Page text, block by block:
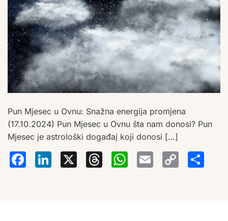
Pun Mjesec u Ovnu: Snažna energija promjena
(17.10.2024) Pun Mjesec u Ovnu šta nam donosi? Pun
Mjesec je astrološki događaj koji donosi […]
Facebook
LinkedIn
X Threads
Email